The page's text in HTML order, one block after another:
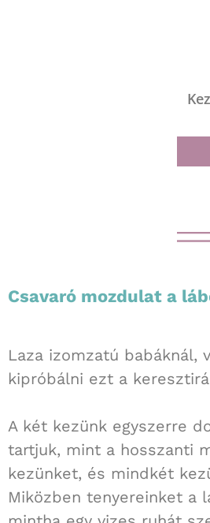
Csavaró mozdulat a
Laza izomzatú babáknál,
kipróbálni ezt a
A két kezünk egyszerre
tartjuk, mint a hosszanti
kezünket, és mindkét
Miközben tenyereinket a